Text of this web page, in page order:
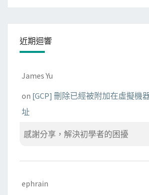
近期迴響
James Yu
on [GCP] 刪除已經被附加在虛擬機
址
感謝分享，解決初學者的困擾
ephrain